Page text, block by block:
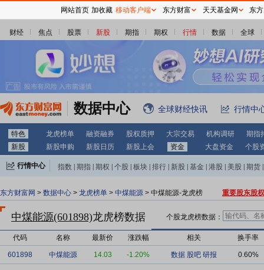
财经 焦点 股票 新股 期指 期权 行情 数据 全球
数据中心 全球财经快讯 行情中
特色 龙虎榜单 融资融券 股权质押 大宗交易 机构调研
期指
新股
新股申购 新股日历 新股上会 资金 大盘资金 个股
行情中心 指数 期指 期权 个股 板块 排行 新股 基金 港股 美股 期货
东方财富网 > 数据中心 > 龙虎榜单 > 中煤能源 > 中煤能源-龙虎榜 重要股东股
中煤能源(601898)龙虎榜数据 个股龙虎榜数据：
代码 名称 最新价 涨跌幅 相关 换手率
601898 中煤能源 14.03 -1.20% 数据 股吧 研报 0.60%
网站首页 加收藏 移动客户端 东方财富 天天基金网 东